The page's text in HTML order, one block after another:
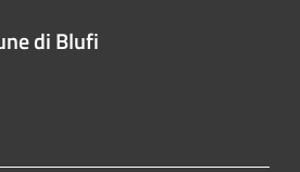
di Blufi